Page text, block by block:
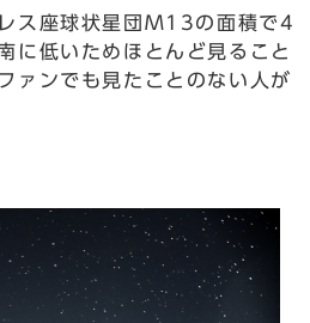
ス座球状星団M13の面積で4
に低いためほとんど見ること
ァンでも見たことのない人が